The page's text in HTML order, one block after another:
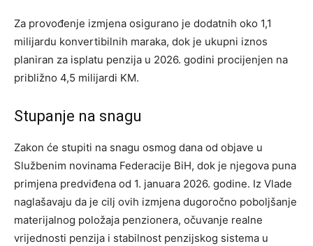
Za provođenje izmjena osigurano je dodatnih oko 1,1
milijardu konvertibilnih maraka, dok je ukupni iznos
planiran za isplatu penzija u 2026. godini procijenjen na
približno 4,5 milijardi KM.
Stupanje na snagu
Zakon će stupiti na snagu osmog dana od objave u
Službenim novinama Federacije BiH, dok je njegova puna
primjena predviđena od 1. januara 2026. godine. Iz Vlade
naglašavaju da je cilj ovih izmjena dugoročno poboljšanje
materijalnog položaja penzionera, očuvanje realne
vrijednosti penzija i stabilnost penzijskog sistema u